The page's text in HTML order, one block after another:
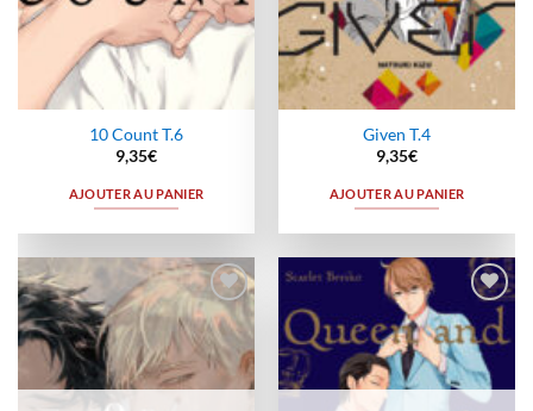
10 Count T.6
9,35€
AJOUTER AU PANIER
Given T.4
9,35€
AJOUTER AU PANIER
Ajouter
à la
wishlist
Ajouter
à la
wishlist